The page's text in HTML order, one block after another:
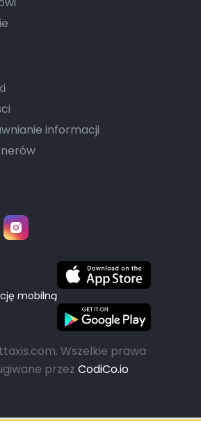
informacji
mobilną
Wszelkie prawa
przez CodiCo.io